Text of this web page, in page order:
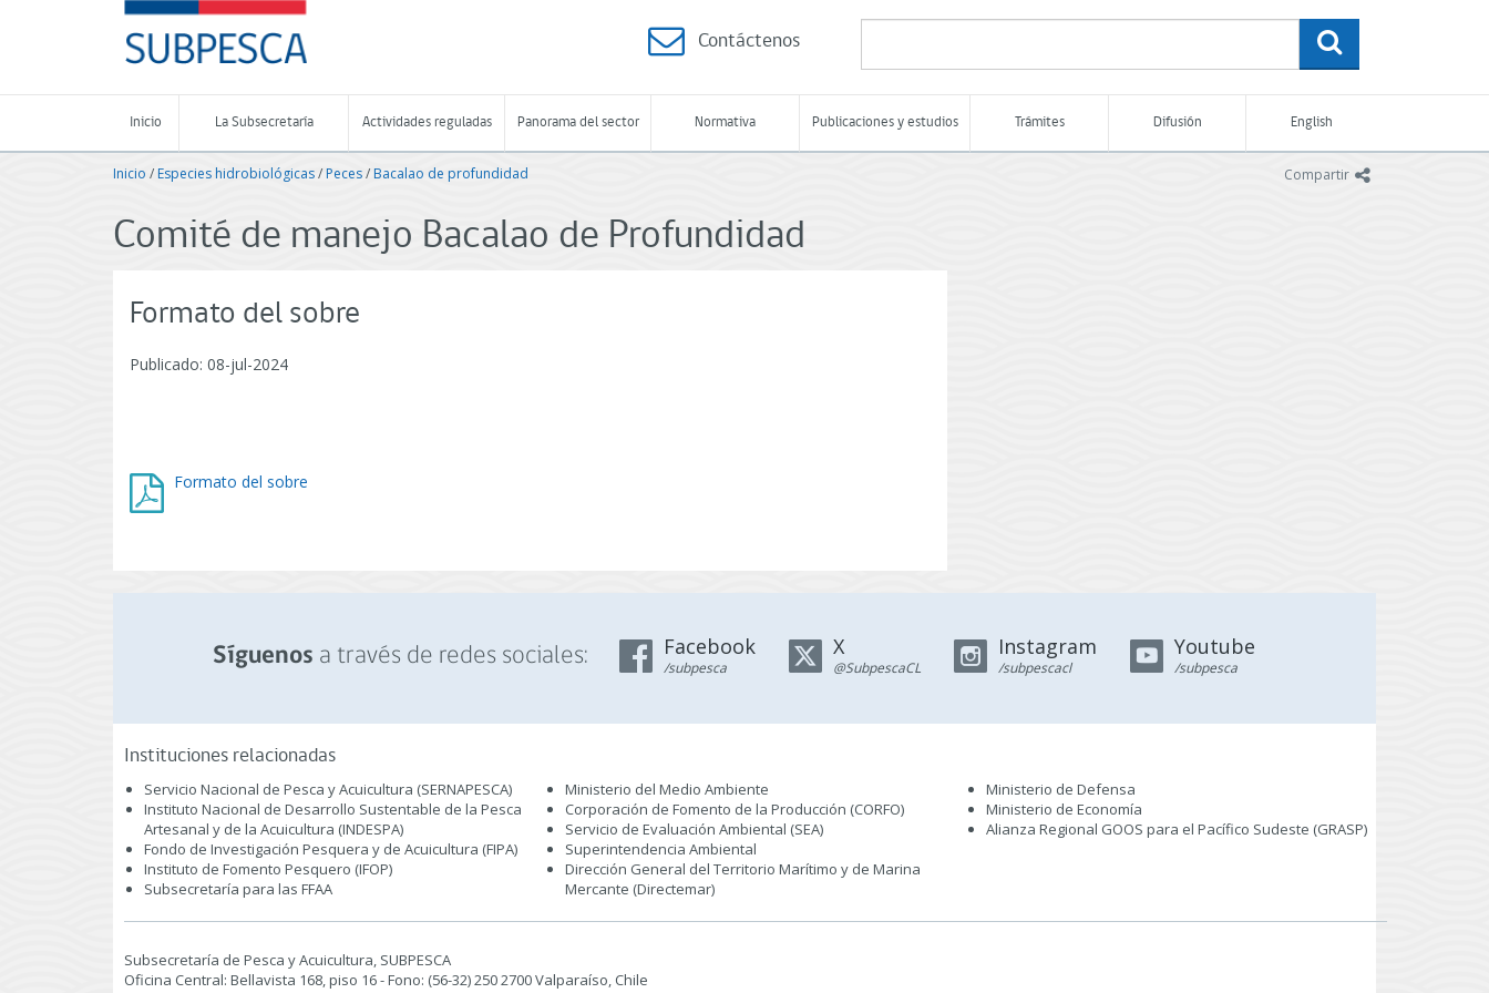
-
Subsecretaría
de
Pesca
Acuicultura
-
de
Chile
Contáctenos
Inicio La Subsecretaría Actividades reguladas Panorama del sector Normativa Publicaciones y estudios Trámites Difusión English
Inicio /Especies hidrobiológicas/Peces/ Bacalao de profundidad Compartir icono
Comité de manejo Bacalao de Profundidad
Formato del sobre
Publicado: 08-jul-2024
Formato del sobre
Síguenos a través de redes sociales: Facebook
/subpesca
X
@SubpescaCL
Instagram
/subpescacl
Youtube
/subpesca
Instituciones relacionadas
Servicio Nacional de Pesca y Acuicultura (SERNAPESCA)
Instituto Nacional de Desarrollo Sustentable de la Pesca
Artesanal y de la Acuicultura (INDESPA)
Fondo de Investigación Pesquera y de Acuicultura (FIPA)
Instituto de Fomento Pesquero (IFOP)
Subsecretaría para las FFAA
Ministerio del Medio Ambiente
Corporación de Fomento de la Producción (CORFO)
Servicio de Evaluación Ambiental (SEA)
Superintendencia Ambiental
Dirección General del Territorio Marítimo y de Marina
Mercante (Directemar)
Ministerio de Defensa
Ministerio de Economía
Alianza Regional GOOS para el Pacífico Sudeste (GRASP)
Subsecretaría de Pesca y Acuicultura, SUBPESCA
Oficina Central: Bellavista 168, piso 16 - Fono: (56-32) 250 2700 Valparaíso, Chile